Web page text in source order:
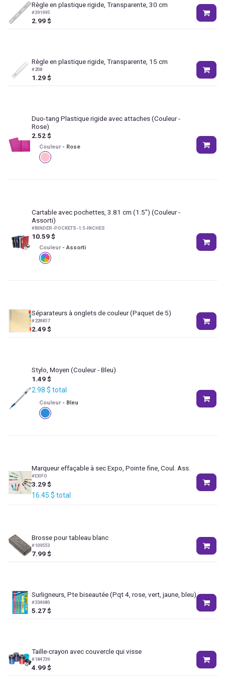
Règle en plastique rigide, Transparente, 30 cm
#391995
2.99$
Règle en plastique rigide, Transparente, 15 cm
#208
1.29$
Duo-tang Plastique rigide avec attaches(Couleur -
Rose)
2.52$
Couleur - Rose
Cartable avec pochettes, 3.81 cm (1.5") (Couleur -
Assorti)
#BINDER-POCKETS-1.5-INCHES
10.59$
Couleur -Assorti
Séparateurs à onglets de couleur (Paquet de 5)
#224857
2.49$
Stylo, Moyen (Couleur - Bleu)
1.49$
2.98 $ total
Couleur - Bleu
Marqueur effaçable à sec Expo, Pointe fine, Coul. Ass.
#EXPO
3.29$
16.45 $ total
Brosse pour tableau blanc
#109553
7.99$
Surligneurs, Pte biseautée (Pqt 4, rose, vert, jaune, bleu)
#334680
5.27$
Taille-crayon avec couvercle qui visse
#184739
4.99$